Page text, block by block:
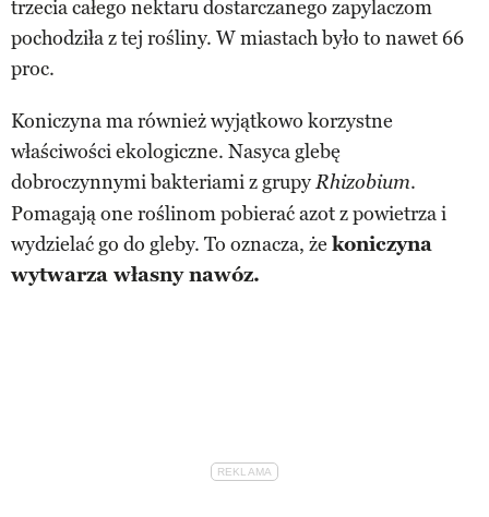
trzecia całego nektaru dostarczanego zapylaczom
pochodziła z tej rośliny. W miastach było to nawet 66
proc.
Koniczyna ma również wyjątkowo korzystne
właściwości ekologiczne. Nasyca glebę
dobroczynnymi bakteriami z grupyRhizobium.
Pomagają one roślinom pobierać azot z powietrza i
wydzielać go do gleby. To oznacza, że koniczyna
wytwarza własny nawóz.